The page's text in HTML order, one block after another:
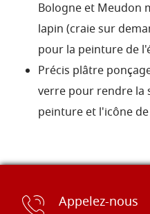
Bologne et Meudon
lapin (craie sur
pour la peinture de
Précis plâtre
verre pour rendre la
peinture et l'icône
Appelez-nous